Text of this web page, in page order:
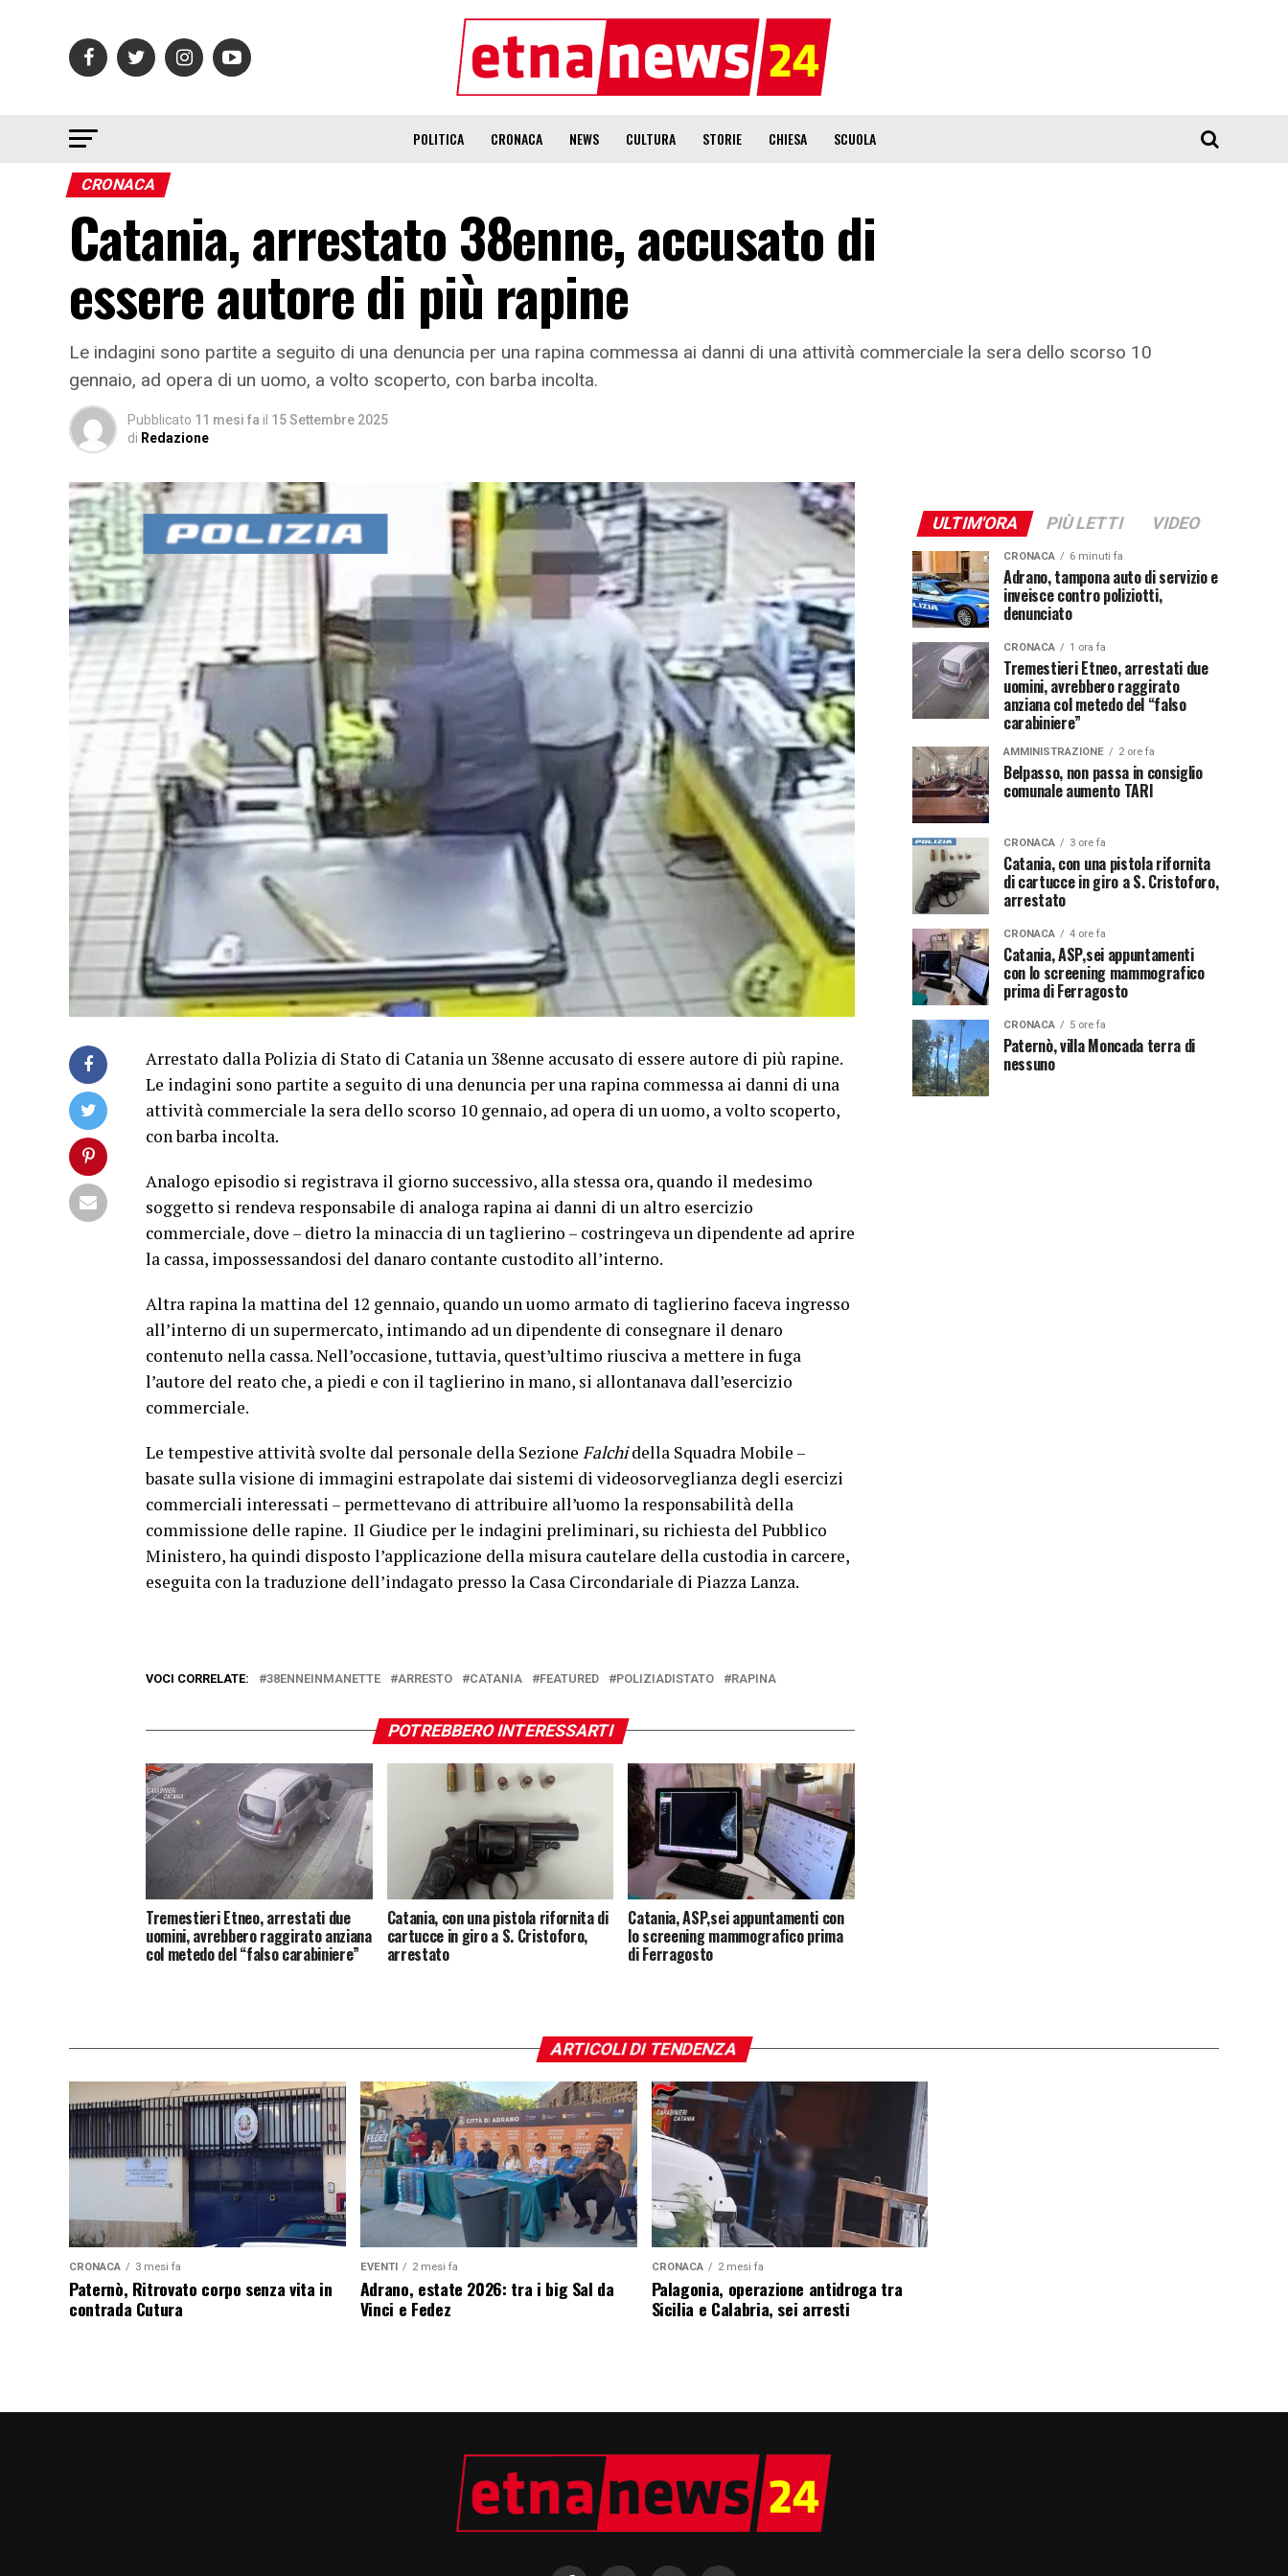
POLITICA CRONACA NEWS CULTURA STORIE CHIESA SCUOLA
CRONACA
Catania, arrestato 38enne, accusato di
essere autore di più rapine
Le indagini sono partite a seguito di una denuncia per una rapina commessa ai danni di una attività commerciale la sera dello scorso 10
gennaio, ad opera di un uomo, a volto scoperto, con barba incolta.
Pubblicato 11 mesi fa il 15 Settembre 2025
di Redazione
Arrestato dalla Polizia di Stato di Catania un 38enne accusato di essere autore di più rapine.
Le indagini sono partite a seguito di una denuncia per una rapina commessa ai danni di una
attività commerciale la sera dello scorso 10 gennaio, ad opera di un uomo, a volto scoperto,
con barba incolta.
Analogo episodio si registrava il giorno successivo, alla stessa ora, quando il medesimo
soggetto si rendeva responsabile di analoga rapina ai danni di un altro esercizio
commerciale, dove – dietro la minaccia di un taglierino – costringeva un dipendente ad aprire
la cassa, impossessandosi del danaro contante custodito all’interno.
Altra rapina la mattina del 12 gennaio, quando un uomo armato di taglierino faceva ingresso
all’interno di un supermercato, intimando ad un dipendente di consegnare il denaro
contenuto nella cassa. Nell’occasione, tuttavia, quest’ultimo riusciva a mettere in fuga
l’autore del reato che, a piedi e con il taglierino in mano, si allontanava dall’esercizio
commerciale.
Le tempestive attività svolte dal personale della Sezione Falchidella Squadra Mobile –
basate sulla visione di immagini estrapolate dai sistemi di videosorveglianza degli esercizi
commerciali interessati – permettevano di attribuire all’uomo la responsabilità della
commissione delle rapine. Il Giudice per le indagini preliminari, su richiesta del Pubblico
Ministero, ha quindi disposto l’applicazione della misura cautelare della custodia in carcere,
eseguita con la traduzione dell’indagato presso la Casa Circondariale di Piazza Lanza.
VOCI CORRELATE: 38ENNEINMANETTE ARRESTO CATANIA FEATURED POLIZIADISTATO RAPINA
POTREBBERO INTERESSARTI
Tremestieri Etneo, arrestati due
uomini, avrebbero raggirato anziana
col metedo del “falso carabiniere”
Catania, con una pistola rifornita di
cartucce in giro a S. Cristoforo,
arrestato
Catania, ASP,sei appuntamenti con
lo screening mammografico prima
di Ferragosto
ULTIM'ORA PIÙ LETTI VIDEO
CRONACA 6 minuti fa
Adrano, tampona auto di servizio e
inveisce contro poliziotti,
denunciato
CRONACA 1 ora fa
Tremestieri Etneo, arrestati due
uomini, avrebbero raggirato
anziana col metedo del “falso
carabiniere”
AMMINISTRAZIONE 2 ore fa
Belpasso, non passa in consiglio
comunale aumento TARI
CRONACA 3 ore fa
Catania, con una pistola rifornita
di cartucce in giro a S. Cristoforo,
arrestato
CRONACA 4 ore fa
Catania, ASP,sei appuntamenti
con lo screening mammografico
prima di Ferragosto
CRONACA 5 ore fa
Paternò, villa Moncada terra di
nessuno
ARTICOLI DI TENDENZA
CRONACA 3 mesi fa
Paternò, Ritrovato corpo senza vita in
contrada Cutura
EVENTI 2 mesi fa
Adrano, estate 2026: tra i big Sal da
Vinci e Fedez
CRONACA 2 mesi fa
Palagonia, operazione antidroga tra
Sicilia e Calabria, sei arresti